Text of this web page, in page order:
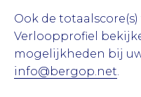
Ook de
Verloopprofiel
mogelijkheden bij
info@bergop.net.